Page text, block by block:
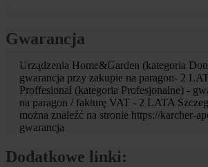
Gwarancja
Urządzenia Home&Garden (kategoria
gwarancja przy zakupie na paragon- 2
Proffesional (kategoria Profesjonalne) -
na paragon / fakturę VAT - 2 LATA
można znaleźć na stronie https://karcher-
gwarancja
Dodatkowe linki: